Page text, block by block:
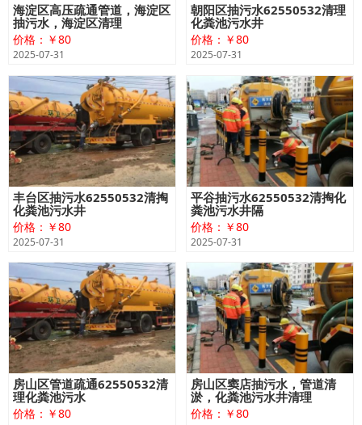
海淀区高压疏通管道，海淀区
抽污水，海淀区清理
价格：￥80
2025-07-31
朝阳区抽污水62550532清理
化粪池污水井
价格：￥80
2025-07-31
丰台区抽污水62550532清掏
化粪池污水井
价格：￥80
2025-07-31
平谷抽污水62550532清掏化
粪池污水井隔
价格：￥80
2025-07-31
房山区管道疏通62550532清
理化粪池污水
价格：￥80
房山区窦店抽污水，管道清
淤，化粪池污水井清理
价格：￥80